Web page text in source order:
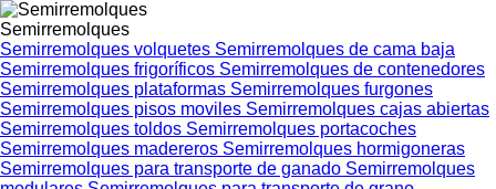
Semirremolques
Semirremolques volquetes Semirremolques de cama baja
Semirremolques frigoríficos Semirremolques de contenedores
Semirremolques plataformas Semirremolques furgones
Semirremolques pisos moviles Semirremolques cajas abiertas
Semirremolques toldos Semirremolques portacoches
Semirremolques madereros Semirremolques hormigoneras
Semirremolques para transporte de ganado Semirremolques